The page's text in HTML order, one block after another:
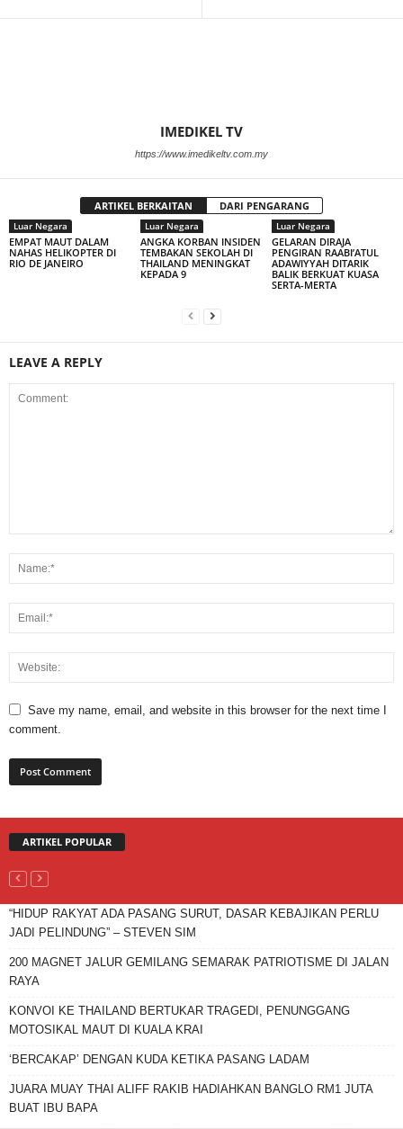
IMEDIKEL TV
https://www.imedikeltv.com.my
ARTIKEL BERKAITAN DARI PENGARANG
Luar Negara
EMPAT MAUT DALAM
NAHAS HELIKOPTER DI
RIO DE JANEIRO
Luar Negara
ANGKA KORBAN INSIDEN
TEMBAKAN SEKOLAH DI
THAILAND MENINGKAT
KEPADA 9
Luar Negara
GELARAN DIRAJA
PENGIRAN RAABI’ATUL
ADAWIYYAH DITARIK
BALIK BERKUAT KUASA
SERTA-MERTA
LEAVE A REPLY
Save my name, email, and website in this browser for the next time I
comment.
ARTIKEL POPULAR
“HIDUP RAKYAT ADA PASANG SURUT, DASAR KEBAJIKAN PERLU
JADI PELINDUNG” – STEVEN SIM
200 MAGNET JALUR GEMILANG SEMARAK PATRIOTISME DI JALAN
RAYA
KONVOI KE THAILAND BERTUKAR TRAGEDI, PENUNGGANG
MOTOSIKAL MAUT DI KUALA KRAI
‘BERCAKAP’ DENGAN KUDA KETIKA PASANG LADAM
JUARA MUAY THAI ALIFF RAKIB HADIAHKAN BANGLO RM1 JUTA
BUAT IBU BAPA